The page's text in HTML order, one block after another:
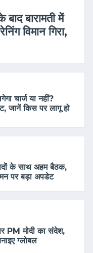
बारामती में
विमान गिरा,
चार्ज या नहीं?
जानें किस पर लागू हो
के साथ अहम बैठक,
पर बड़ा अपडेट
PM मोदी का संदेश,
ग्लोबल